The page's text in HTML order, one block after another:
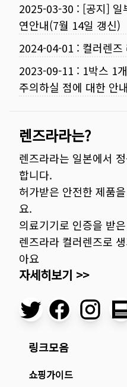
2025-03-30 : [공지] 일
연안내(7월 14일 갱신)
2024-04-01 : 컬러렌즈
2023-09-11 : 1박스 1
주의하실 점에 대한 안내
렌즈라라는?
렌즈라라는 일본에서
합니다.
허가받은 안전한 제품
요.
의료기기로 인증을 받
렌즈라라 컬러렌즈로
아요
자세히보기 >>
링크모음
쇼핑가이드